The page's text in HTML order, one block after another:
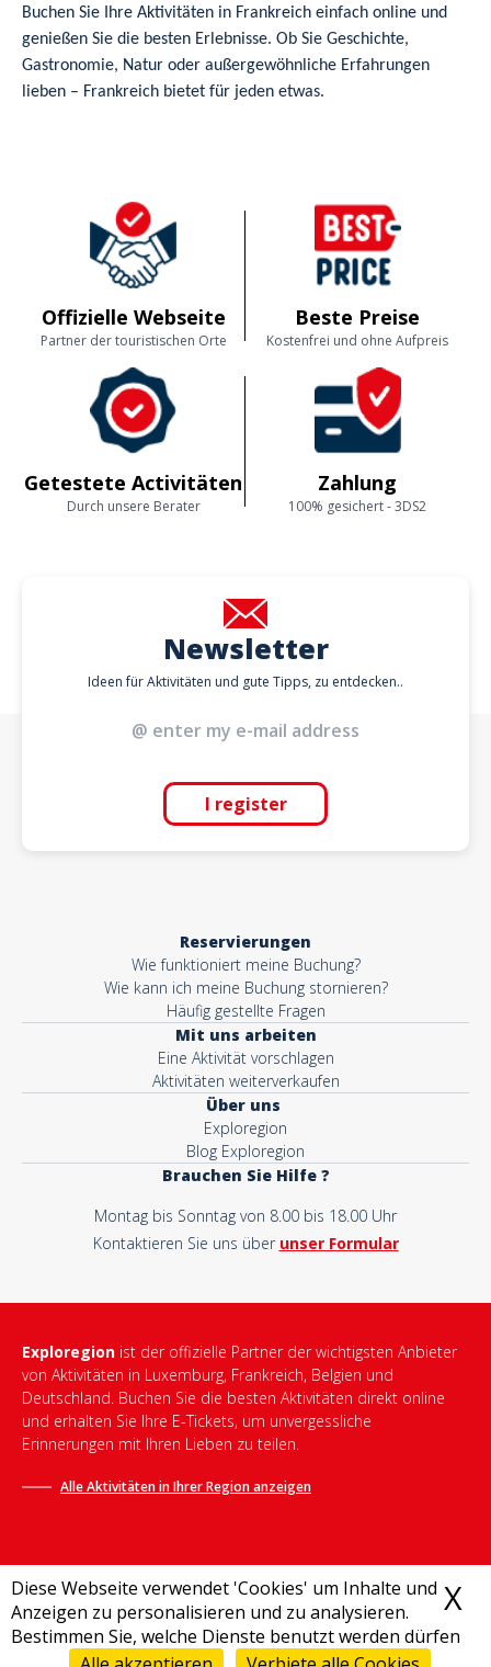
Diese Webseite verwendet 'Cookies' um Inhalte und
Anzeigen zu personalisieren und zu analysieren.
Bestimmen Sie, welche Dienste benutzt werden dürfen
X
Buchen Sie Ihre Aktivitäten in Frankreich einfach online und
genießen Sie die besten Erlebnisse. Ob Sie Geschichte,
Gastronomie, Natur oder außergewöhnliche Erfahrungen
lieben – Frankreich bietet für jeden etwas.
Offizielle Webseite
Partner der touristischen Orte
Beste Preise
Kostenfrei und ohne Aufpreis
Getestete Activitäten
Durch unsere Berater
Zahlung
100% gesichert - 3DS2
Newsletter
Ideen für Aktivitäten und gute Tipps, zu entdecken..
I register
Reservierungen
Wie funktioniert meine Buchung?
Wie kann ich meine Buchung stornieren?
Häufig gestellte Fragen
Mit uns arbeiten
Eine Aktivität vorschlagen
Aktivitäten weiterverkaufen
Über uns
Exploregion
Blog Exploregion
Brauchen Sie Hilfe ?
Montag bis Sonntag von 8.00 bis 18.00 Uhr
Kontaktieren Sie uns über unser Formular
Exploregion ist der offizielle Partner der wichtigsten Anbieter
von Aktivitäten in Luxemburg, Frankreich, Belgien und
Deutschland. Buchen Sie die besten Aktivitäten direkt online
und erhalten Sie Ihre E-Tickets, um unvergessliche
Erinnerungen mit Ihren Lieben zu teilen.
Alle Aktivitäten in Ihrer Region anzeigen
Allgemeine Geschäftsbedingungen-Datenschutzrichtlinie-
Impressum-Destination Bonjour-Sitemap